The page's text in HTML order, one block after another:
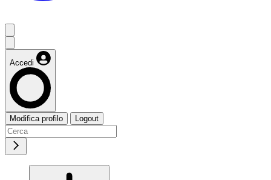
Accedi
Modifica profilo Logout